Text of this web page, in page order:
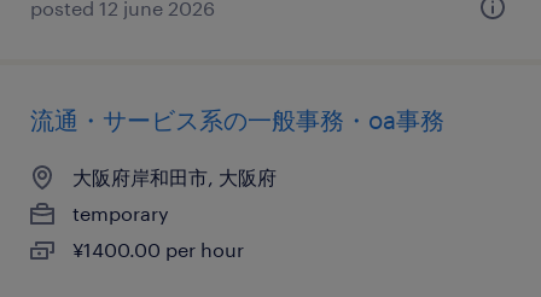
posted 12 june 2026
流通・サービス系の一般事務・oa事務
大阪府岸和田市, 大阪府
temporary
¥1400.00 per hour